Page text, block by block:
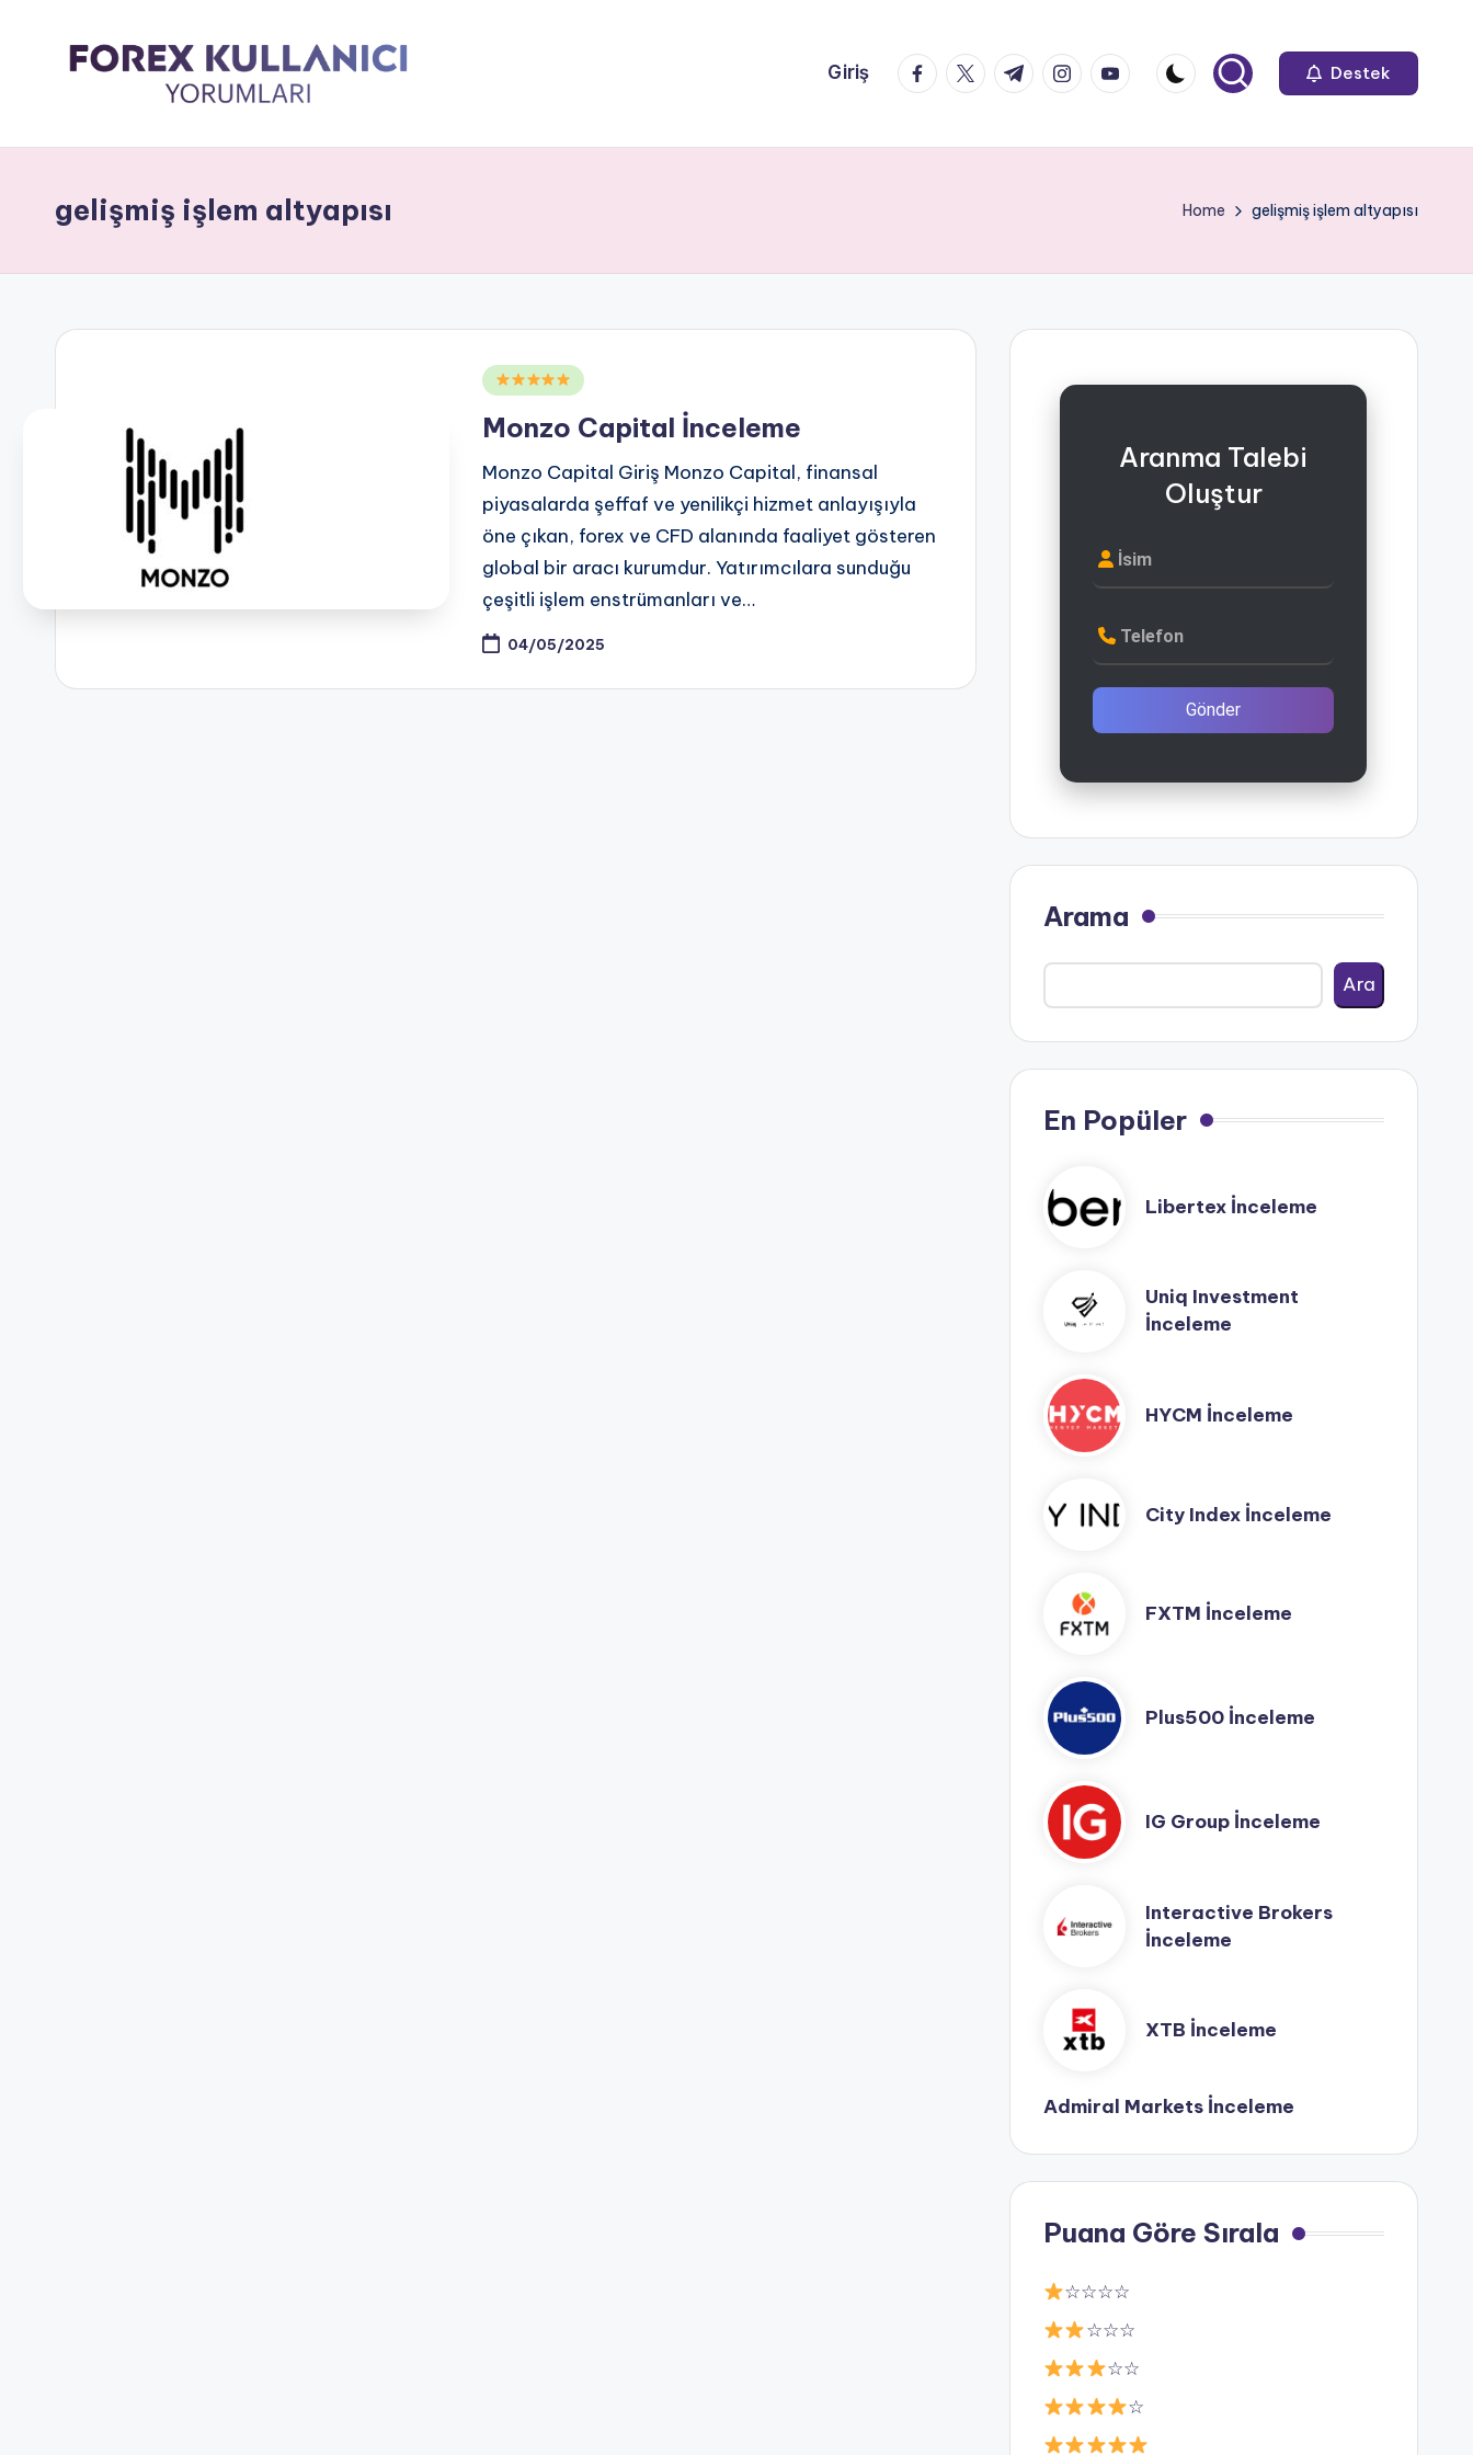
Giriş facebook.com
twitter.com
t.me instagram.com
youtube.com Destek
gelişmiş işlem altyapısı Home gelişmiş işlem altyapısı
Posted
Monzo Capital İnceleme
Monzo Capital Giriş Monzo Capital, finansal
piyasalarda şeffaf ve yenilikçi hizmet anlayışıyla
öne çıkan, forex ve CFD alanında faaliyet gösteren
global bir aracı kurumdur. Yatırımcılara sunduğu
çeşitli işlem enstrümanları ve…
04/05/2025
Aranma Talebi
Oluştur
İsim
Telefon
Gönder
Arama
Ara
En Popüler
Libertex İnceleme
Uniq Investment
İnceleme
HYCM İnceleme
City Index İnceleme
FXTM İnceleme
Plus500 İnceleme
IG Group İnceleme
Interactive Brokers
İnceleme
XTB İnceleme
Admiral Markets İnceleme
Puana Göre Sırala
☆☆☆☆
☆☆☆
☆☆
☆